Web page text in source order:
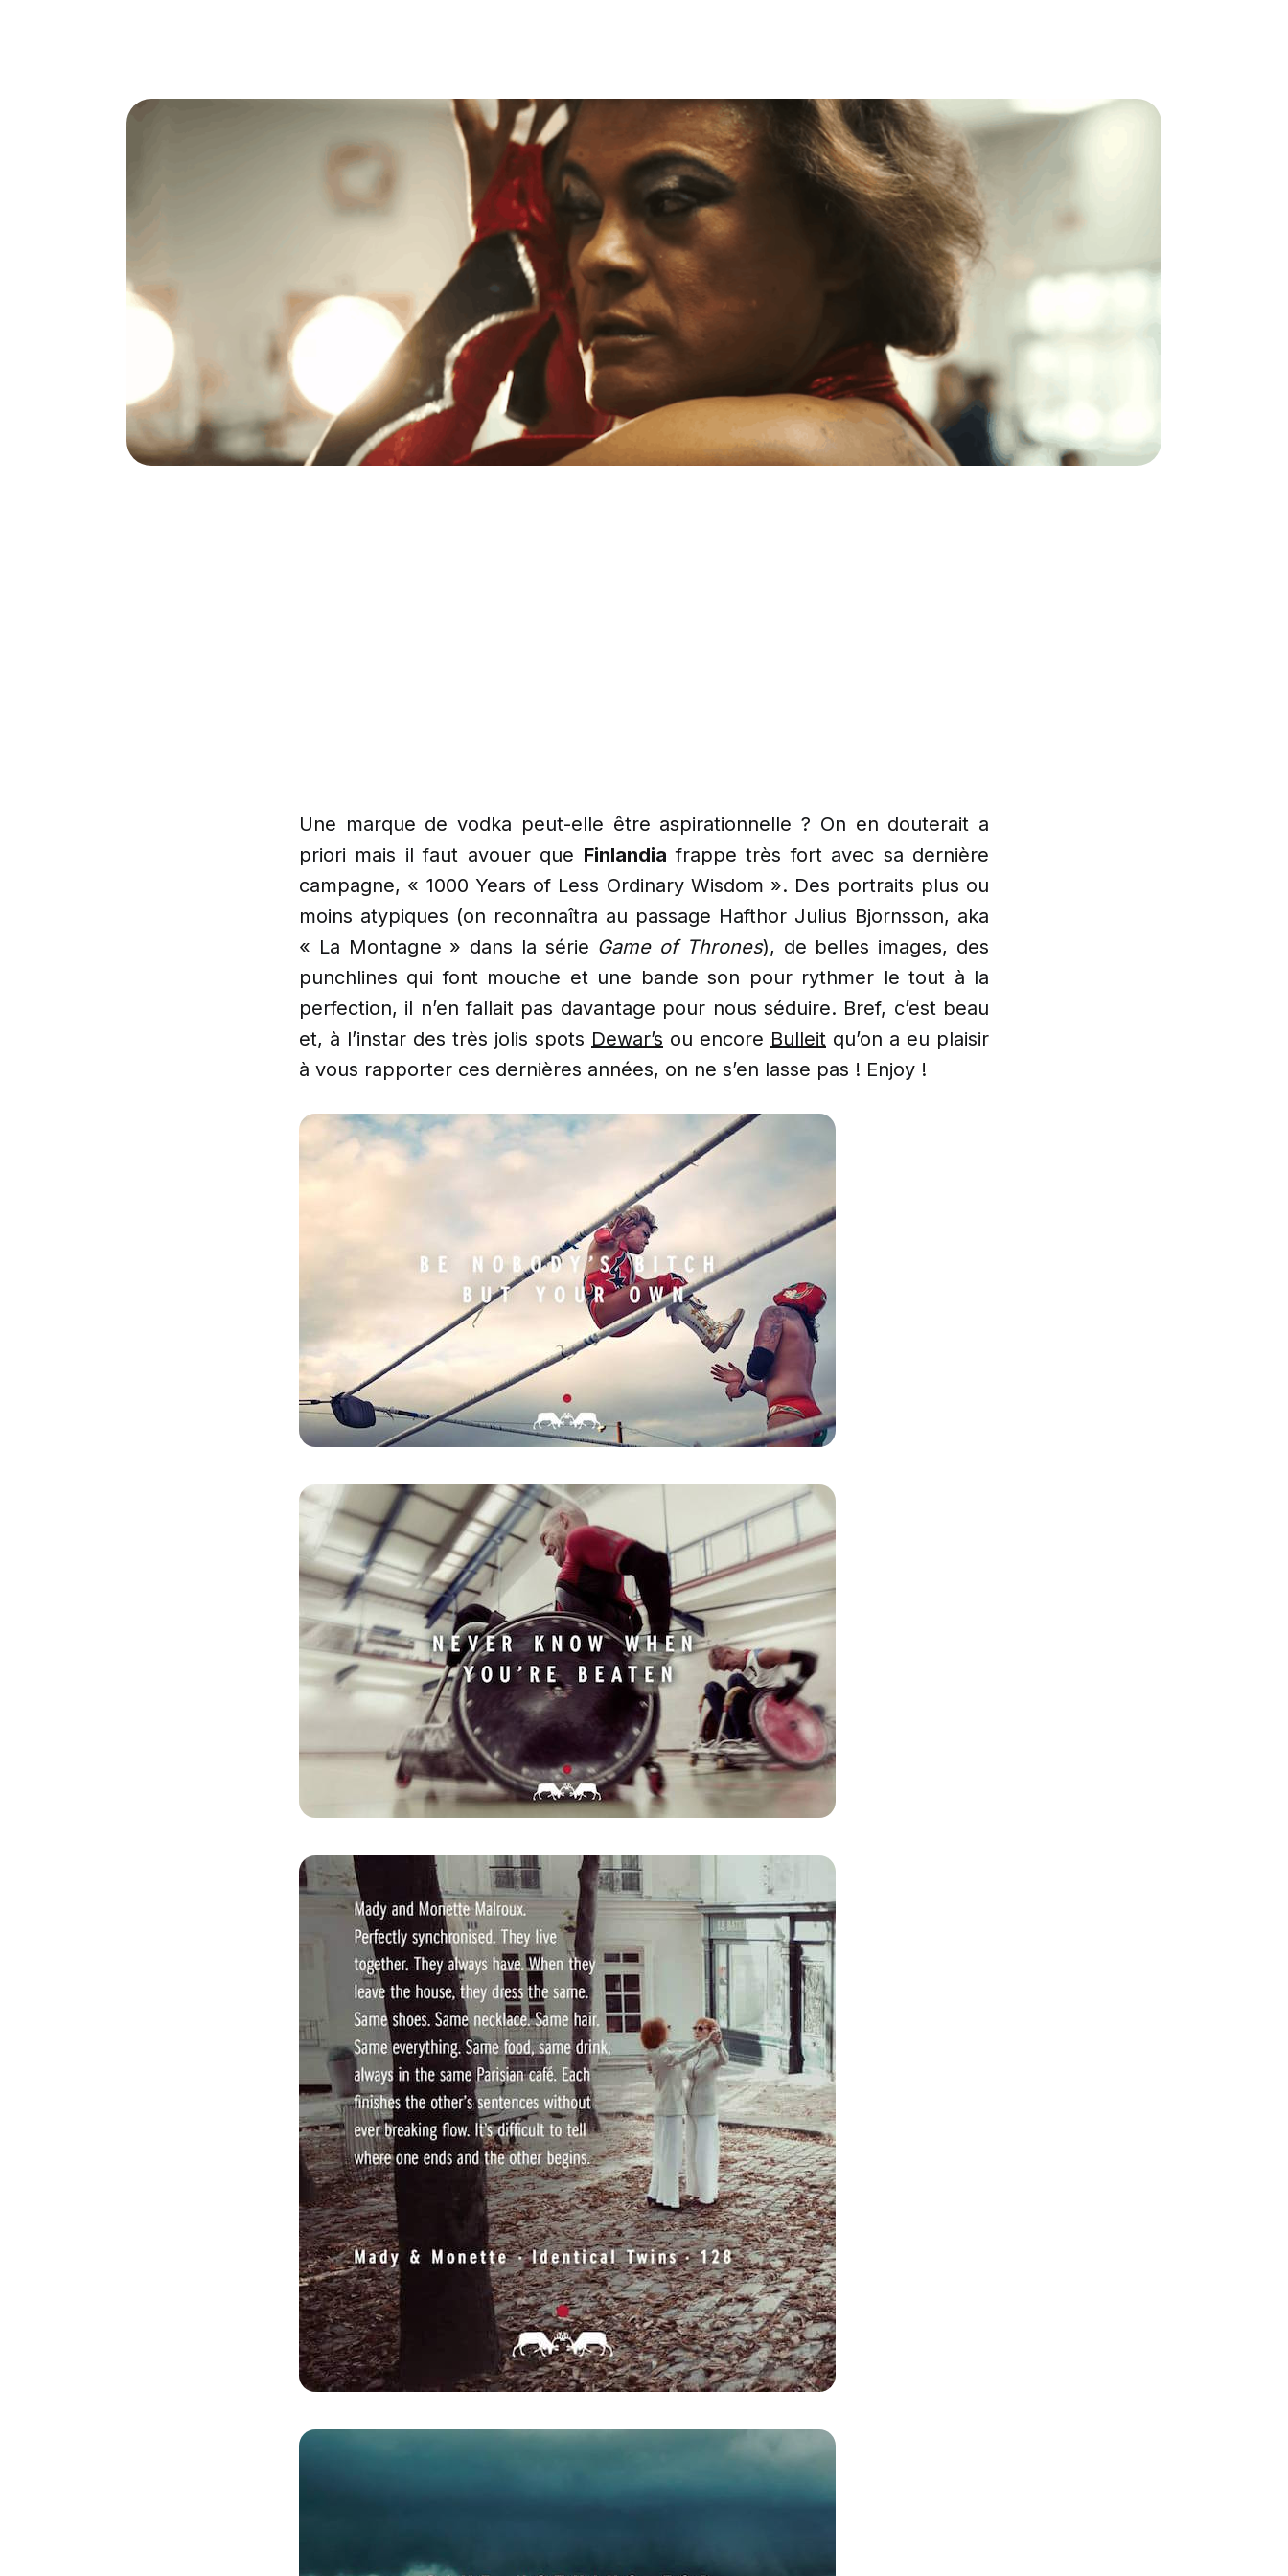
Une marque de vodka peut-elle être aspirationnelle ? On en douterait a
priori mais il faut avouer que Finlandia frappe très fort avec sa dernière
campagne, « 1000 Years of Less Ordinary Wisdom ». Des portraits plus ou
moins atypiques (on reconnaîtra au passage Hafthor Julius Bjornsson, aka
« La Montagne » dans la série Game of Thrones), de belles images, des
punchlines qui font mouche et une bande son pour rythmer le tout à la
perfection, il n’en fallait pas davantage pour nous séduire. Bref, c’est beau
et, à l’instar des très jolis spots Dewar’s ou encore Bulleit qu’on a eu plaisir
à vous rapporter ces dernières années, on ne s’en lasse pas ! Enjoy !